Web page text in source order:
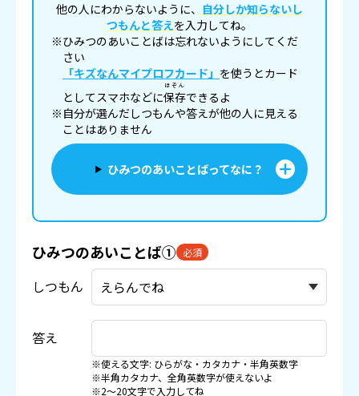
他の人にわからないように、 自分しか知らないし
つもんと答えを入力してね。
※ひみつのあいことばは忘れないようにしてくだ
さい
「キズなんマイプロフカード」 を使うとカード
としてスマホなどに保存
ほぞん
できるよ
※自分が選んだしつもんや答えが他の人に見える
ことはありません
ひみつのあいことばってなに？
ひみつのあいことば① 必須
しつもん
答え
※使える文字: ひらがな・カタカナ・半角英数字
※半角カタカナ、全角英数字が使えないよ
※2〜20文字で入力してね